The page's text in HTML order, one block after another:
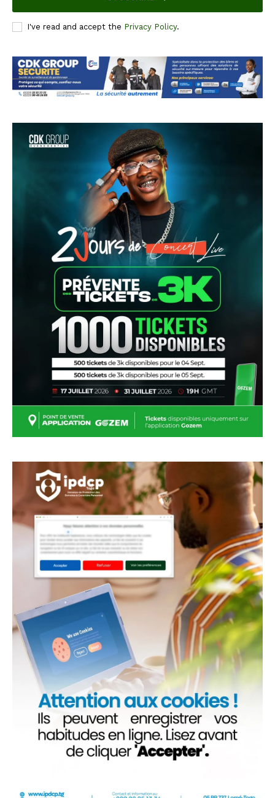
I've read and accept the Privacy Policy.